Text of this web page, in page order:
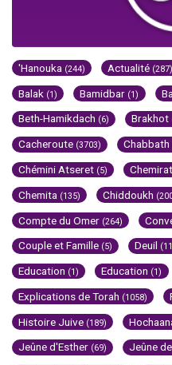
'Hanouka (244) Actualité (287)
Balak (1) Bamidbar (1)
Beth-Hamikdach (6) Brakhot
Cacheroute (3703) Chabbath
Chémini Atseret (5)
Chemita (135) Chiddoukh
Compte du Omer (264)
Couple et Famille (5) Deuil
Education (1) Education (1)
Explications de Torah (1058)
Histoire Juive (189)
Jeûne d'Esther (69) Jeûne